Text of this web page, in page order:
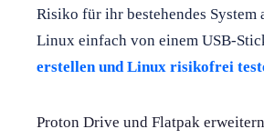
Risiko für ihr bestehendes
Linux einfach von einem USB-
erstellen und Linux risikofrei
Proton Drive und Flatpak